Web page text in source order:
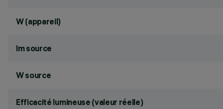
W (appareil)
lm source
W source
Efficacité lumineuse (valeur réelle)